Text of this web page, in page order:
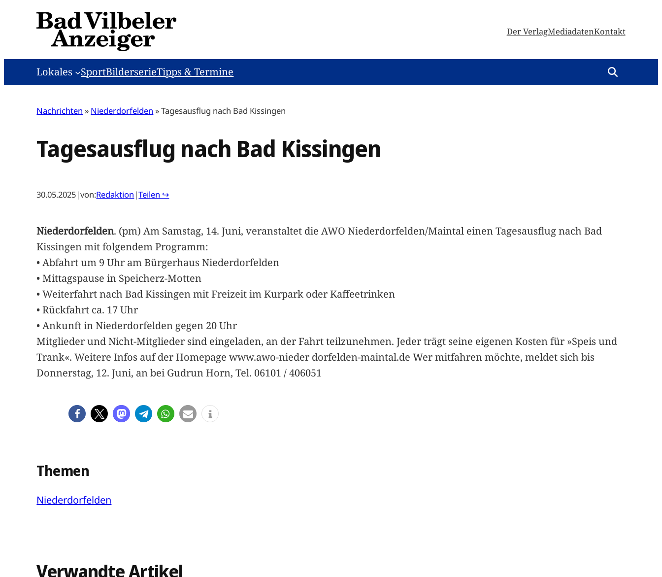
Der VerlagMediadatenKontakt
Lokales SportBilderserieTipps & Termine
Nachrichten » Niederdorfelden »Tagesausflug nach Bad Kissingen
Tagesausflug nach Bad Kissingen
30.05.2025|von:Redaktion |Teilen ↪
Niederdorfelden. (pm) Am Samstag, 14. Juni, veranstaltet die AWO Niederdorfelden/Maintal einen Tagesausflug nach Bad
Kissingen mit folgendem Programm:
• Abfahrt um 9 Uhr am Bürgerhaus Niederdorfelden
• Mittagspause in Speicherz-Motten
• Weiterfahrt nach Bad Kissingen mit Freizeit im Kurpark oder Kaffeetrinken
• Rückfahrt ca. 17 Uhr
• Ankunft in Niederdorfelden gegen 20 Uhr
Mitglieder und Nicht-Mitglieder sind eingeladen, an der Fahrt teilzunehmen. Jeder trägt seine eigenen Kosten für »Speis und
Trank«. Weitere Infos auf der Homepage www.awo-nieder dorfelden-maintal.de Wer mitfahren möchte, meldet sich bis
Donnerstag, 12. Juni, an bei Gudrun Horn, Tel. 06101 / 406051
Themen
Niederdorfelden
Verwandte Artikel